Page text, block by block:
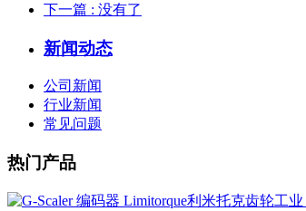
下一篇 : 没有了
新闻动态
公司新闻
行业新闻
常见问题
热门产品